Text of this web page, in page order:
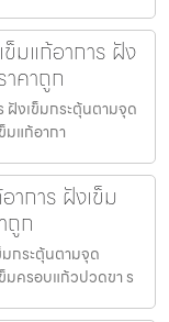
มแก้อาการ ฝัง
คาถูก
ฝังเข็มกระตุ้นตามจุด
มแก้อากา
าการ ฝังเข็ม
ถูก
กระตุ้นตามจุด
มครอบแก้วปวดขา ร